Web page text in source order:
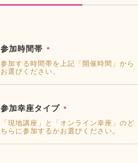
参加時間帯 ＊
参加する時間帯を上記「開催時間」から
お選びください。
参加幸座タイプ ＊
「現地講座」と「オンライン幸座」のど
ちらに参加するかお選びください。